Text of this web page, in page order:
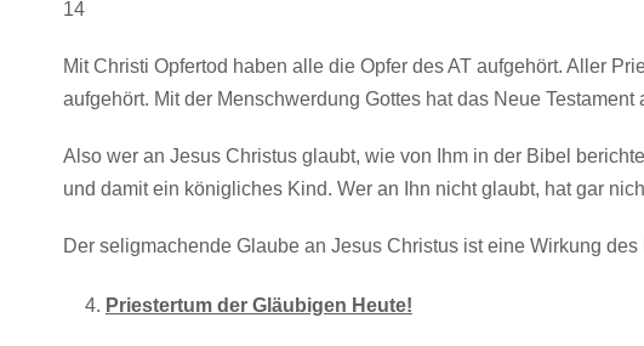
14
Mit Christi Opfertod haben alle die Opfer des AT aufgehört. Aller
aufgehört. Mit der Menschwerdung Gottes hat das Neue Testament
Also wer an Jesus Christus glaubt, wie von Ihm in der Bibel
und damit ein königliches Kind. Wer an Ihn nicht glaubt, hat gar
Der seligmachende Glaube an Jesus Christus ist eine Wirkung
Priestertum der Gläubigen Heute!